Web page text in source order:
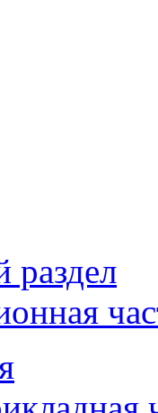
раздел